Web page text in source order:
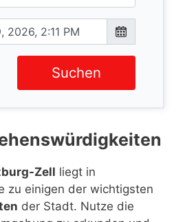
Suchen
Zell liegt in
zu einigen der wichtigsten
der Stadt. Nutze die